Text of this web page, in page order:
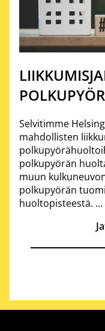
Selvitimme
mahdollisten
polkupyörän
muun
polkupyörän
huoltopisteestä. ...